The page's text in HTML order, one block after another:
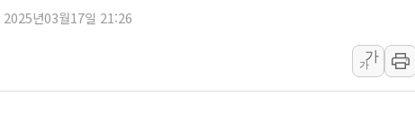
'입추'인데 연일 찜통더위…김
"최대 2시간 앞서 침수 예측
2025년03월17일 21:26
가
가